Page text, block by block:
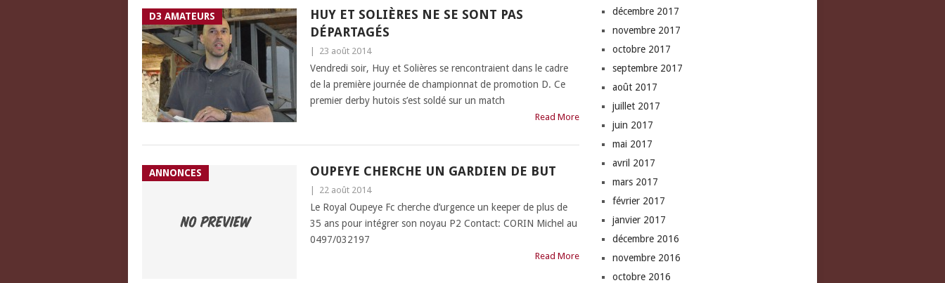
D3 AMATEURS
HUY ET SOLIÈRES NE SE SONT PAS
DÉPARTAGÉS
23 août 2014
Vendredi soir, Huy et Solières se rencontraient dans le cadre
de la première journée de championnat de promotion D. Ce
premier derby hutois s’est soldé sur un match
Read More
ANNONCES OUPEYE CHERCHE UN GARDIEN DE BUT
22 août 2014
Le Royal Oupeye Fc cherche d’urgence un keeper de plus de
35 ans pour intégrer son noyau P2 Contact: CORIN Michel au
0497/032197
Read More
décembre 2017
novembre 2017
octobre 2017
septembre 2017
août 2017
juillet 2017
juin 2017
mai 2017
avril 2017
mars 2017
février 2017
janvier 2017
décembre 2016
novembre 2016
octobre 2016